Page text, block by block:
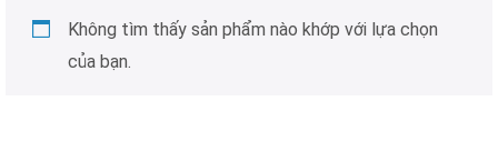
Không tìm thấy sản phẩm nào khớp với lựa chọn
của bạn.